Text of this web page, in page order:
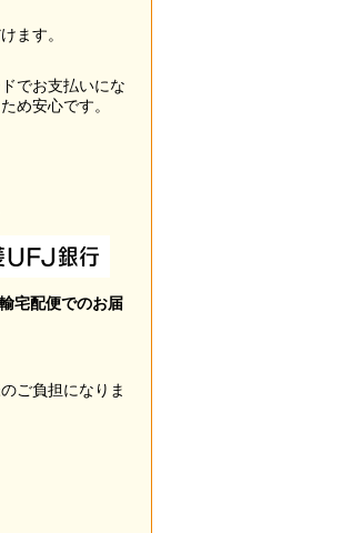
ます。
でお支払いにな
め安心です。
宅配便でのお届
ご負担になりま